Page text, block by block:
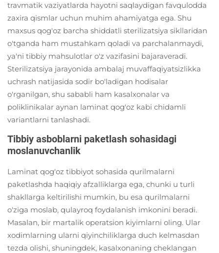
travmatik vaziyatlarda hayotni saqlaydigan favqulodda
zaxira qismlar uchun muhim ahamiyatga ega. Shu
maxsus qog'oz barcha shiddatli sterilizatsiya sikllaridan
o'tganda ham mustahkam qoladi va parchalanmaydi,
ya'ni tibbiy mahsulotlar o'z vazifasini bajaraveradi.
Sterilizatsiya jarayonida ambalaj muvaffaqiyatsizlikka
uchrash natijasida sodir bo'ladigan hodisalar
o'rganilgan, shu sababli ham kasalxonalar va
poliklinikalar aynan laminat qog'oz kabi chidamli
variantlarni tanlashadi.
Tibbiy asboblarni paketlash sohasidagi
moslanuvchanlik
Laminat qog'oz tibbiyot sohasida qurilmalarni
paketlashda haqiqiy afzalliklarga ega, chunki u turli
shakllarga keltirilishi mumkin, bu esa qurilmalarni
o'ziga moslab, qulayroq foydalanish imkonini beradi.
Masalan, bir martalik operatsion kiyimlarni oling. Ular
xodimlarning ularni qiyinchiliklarga duch kelmasdan
tezda olishi, shuningdek, kasalxonaning cheklangan